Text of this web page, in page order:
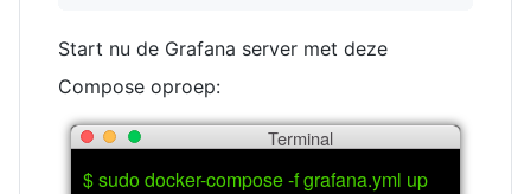
Start nu de Grafana server met deze
Compose oproep:
Terminal
$ sudo docker-compose -f grafana.yml up